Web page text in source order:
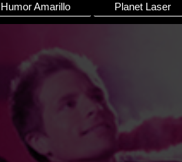
Humor Amarillo Planet Laser